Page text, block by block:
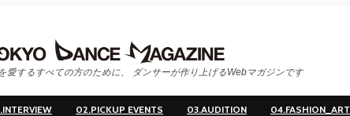
愛するすべての方のために、 ダンサーが作り上げるWebマガジンです
02.PICKUP EVENTS 03.AUDITION 04.FASHION_ART